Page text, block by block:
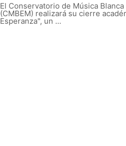
El Conservatorio de Música
(CMBEM) realizará su cierre
Esperanza", un ...